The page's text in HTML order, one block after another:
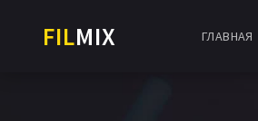
FILMIX ГЛАВНАЯ